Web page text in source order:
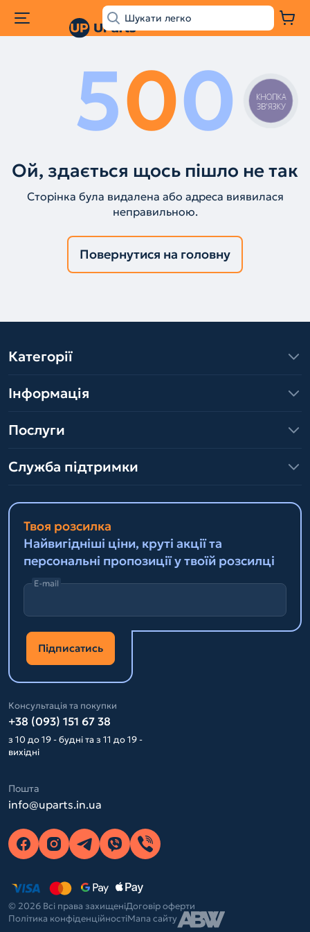
500
Ой, здається щось пішло не так
Сторінка була видалена або адреса виявилася
неправильною.
Повернутися на головну
Категорії
Інформація
Послуги
Служба підтримки
Твоя розсилка
Найвигідніші ціни, круті акції та
персональні пропозиції у твоїй розсилці
E-mail
Підписатись
Консультація та покупки
+38 (093) 151 67 38
з 10 до 19 - будні та з 11 до 19 -
вихідні
Пошта
info@uparts.in.ua
© 2026 Всі права захищеніДоговір оферти
Політика конфіденційностіМапа сайту
КНОПКА
ЗВ'ЯЗКУ